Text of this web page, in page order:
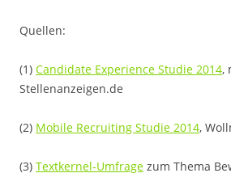
Quellen:
(1) Candidate Experience Studie 2014,
Stellenanzeigen.de
(2) Mobile Recruiting Studie 2014,
(3) Textkernel-Umfrage zum Thema